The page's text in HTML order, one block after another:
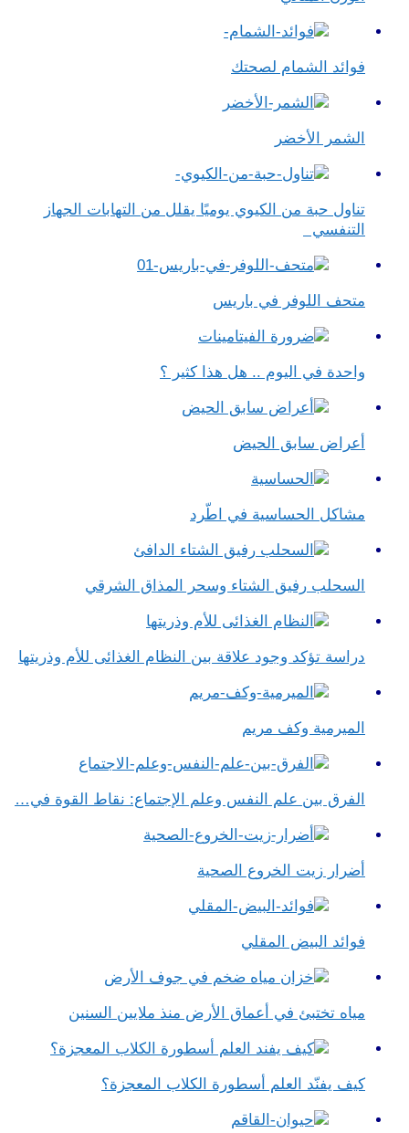
فوائد الشمام لصحتك
الشمر الأخضر
تناول حبة من الكيوي يوميًا يقلل من التهابات الجهاز
التنفسي
متحف اللوفر في باريس
واحدة في اليوم .. هل هذا كثير ؟
أعراض سابق الحيض
مشاكل الحساسية في اطّرد
السحلب رفيق الشتاء وسحر المذاق الشرقي
دراسة تؤكد وجود علاقة بين النظام الغذائى للأم وذريتها
الميرمية وكف مريم
الفرق بين علم النفس وعلم الإجتماع​: نقاط القوة في…
أضرار زيت الخروع الصحية
فوائد البيض المقلي
مياه تختبئ في أعماق الأرض منذ ملايين السنين
كيف يفنّد العلم أسطورة الكلاب المعجزة؟